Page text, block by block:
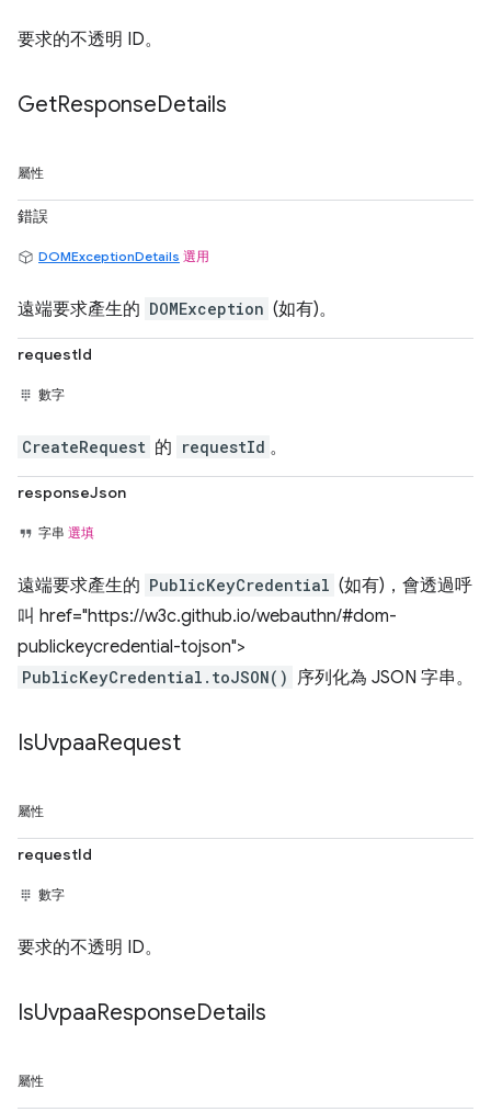
要求的不透明 ID。
GetResponseDetails
屬性
錯誤
DOMExceptionDetails 選用
遠端要求產生的 DOMException (如有)。
requestId
數字
CreateRequest 的 requestId 。
responseJson
字串 選填
遠端要求產生的 PublicKeyCredential (如有)，會透過呼
叫 href="https://w3c.github.io/webauthn/#dom-
publickeycredential-tojson">
PublicKeyCredential.toJSON() 序列化為 JSON 字串。
IsUvpaaRequest
屬性
requestId
數字
要求的不透明 ID。
IsUvpaaResponseDetails
屬性